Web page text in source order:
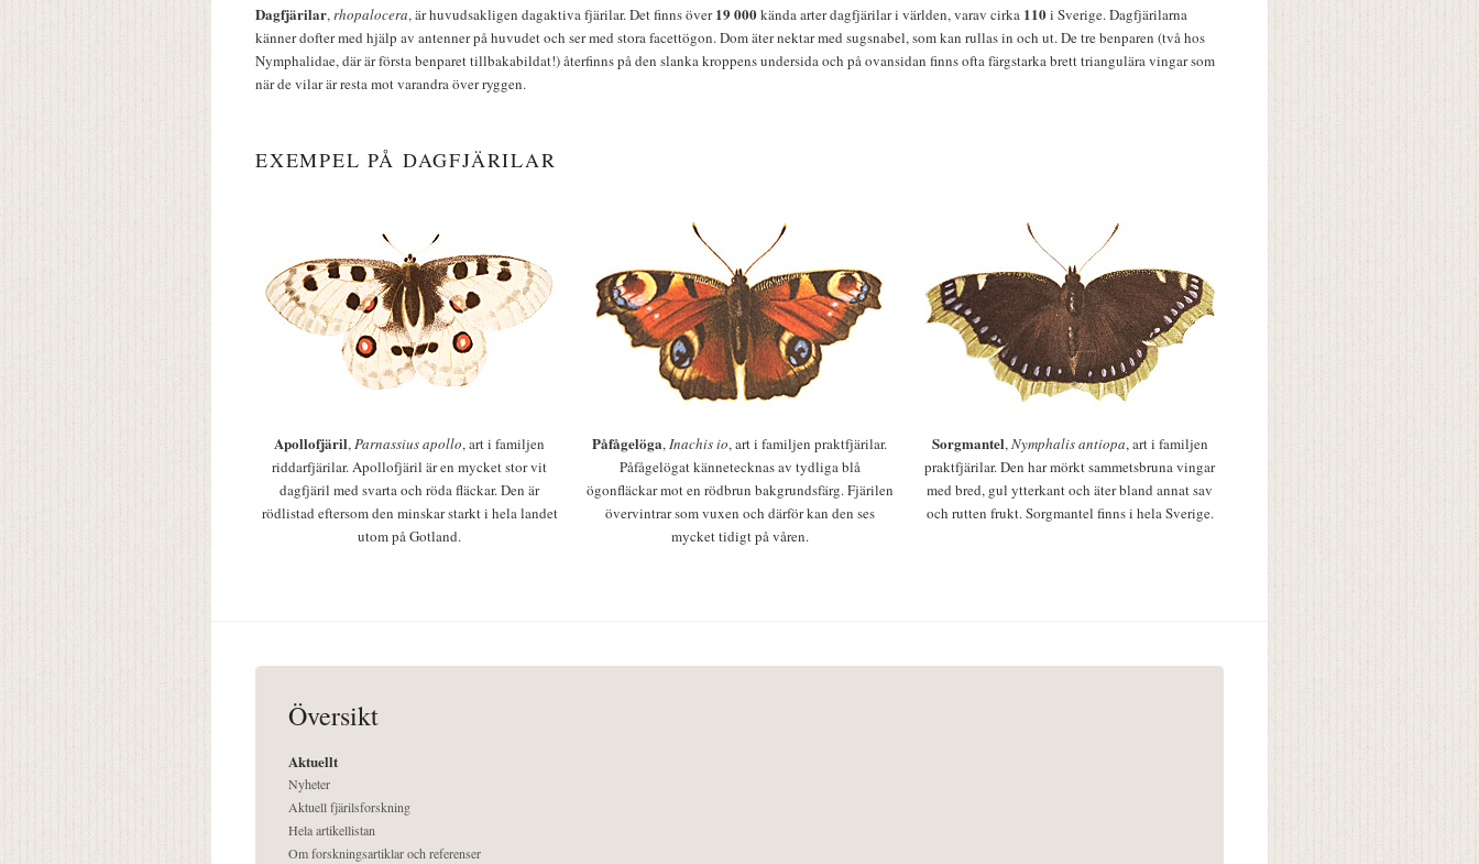
Dagfjärilar,rhopalocera, är huvudsakligen dagaktiva fjärilar. Det finns över19 000kända arter dagfjärilar i världen, varav cirka 110i Sverige. Dagfjärilarna
känner dofter med hjälp av antenner på huvudet och ser med stora facettögon. Dom äter nektar med sugsnabel, som kan rullas in och ut. De tre benparen (två hos
Nymphalidae, där är första benparet tillbakabildat!) återfinns på den slanka kroppens undersida och på ovansidan finns ofta färgstarka brett triangulära vingar som
när de vilar är resta mot varandra över ryggen.
EXEMPEL PÅ DAGFJÄRILAR
Apollofjäril,Parnassius apollo, art i familjen
riddarfjärilar. Apollofjäril är en mycket stor vit
dagfjäril med svarta och röda fläckar. Den är
rödlistad eftersom den minskar starkt i hela landet
utom på Gotland.
Påfågelöga,Inachis io, art i familjen praktfjärilar.
Påfågelögat kännetecknas av tydliga blå
ögonfläckar mot en rödbrun bakgrundsfärg. Fjärilen
övervintrar som vuxen och därför kan den ses
mycket tidigt på våren.
Sorgmantel,Nymphalis antiopa, art i familjen
praktfjärilar. Den har mörkt sammetsbruna vingar
med bred, gul ytterkant och äter bland annat sav
och rutten frukt. Sorgmantel finns i hela Sverige.
Översikt
Aktuellt
Nyheter
Aktuell fjärilsforskning
Hela artikellistan
Om forskningsartiklar och referenser